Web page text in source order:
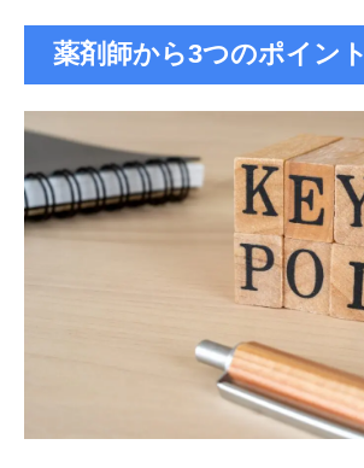
薬剤師から3つのポイント